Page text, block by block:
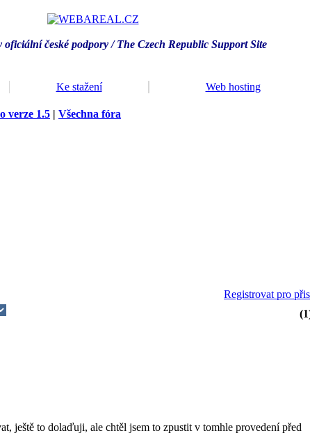
oficiální české podpory / The Czech Republic Support Site
Ke stažení Web hosting
verze 1.5 | Všechna fóra
Registrovat pro
ještě to dolaďuji, ale chtěl jsem to zpustit v tomhle provedení před